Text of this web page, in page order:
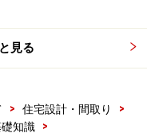
なことはありません
ださい。冬場は足元
。長時間座って仕事
見る
> 住宅設計・間取り
>
知識
>